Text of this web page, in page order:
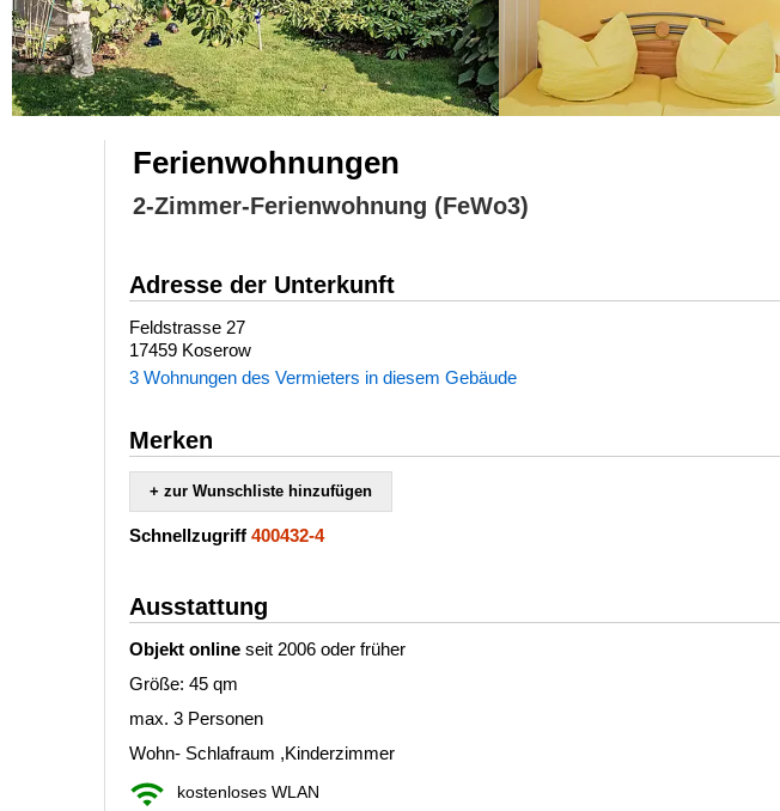
Ferienwohnungen
2-Zimmer-Ferienwohnung (FeWo3)
Adresse der Unterkunft
Feldstrasse 27
17459 Koserow
3 Wohnungen des Vermieters in diesem Gebäude
Merken
+ zur Wunschliste hinzufügen
Schnellzugriff 400432-4
Ausstattung
Objekt online seit 2006 oder früher
Größe: 45 qm
max. 3 Personen
Wohn- Schlafraum ,Kinderzimmer
kostenloses WLAN